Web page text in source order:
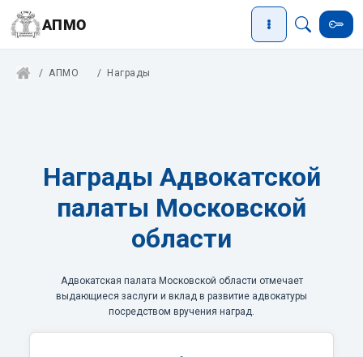
АПМО
АПМО Награды
Награды Адвокатской
палаты Московской
области
Адвокатская палата Московской области отмечает
выдающиеся заслуги и вклад в развитие адвокатуры
посредством вручения наград.